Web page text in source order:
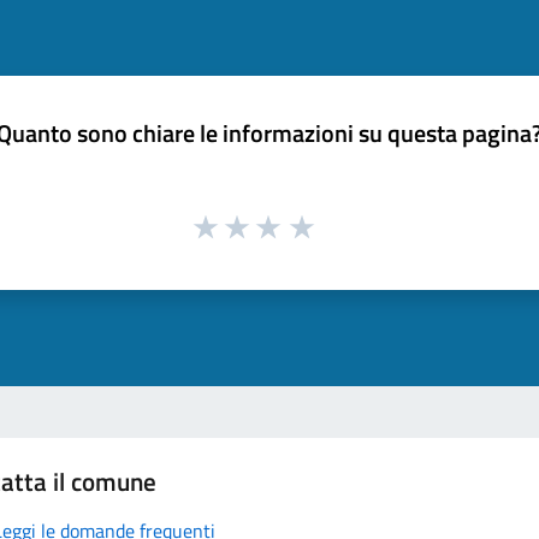
sono chiare le informazioni su questa
il comune
le domande frequenti